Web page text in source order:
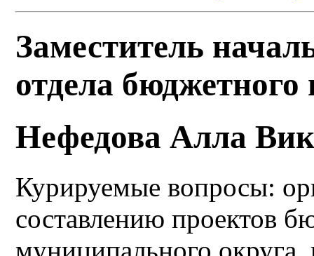
Заместитель
отдела бюджетного
Нефедова Алла
Курируемые вопросы:
составлению проектов
муниципального округа,